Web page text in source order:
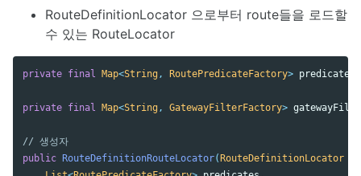
RouteDefinitionLocator 으로부터 route들을 로드할
수 있는 RouteLocator
private final Map<String , RoutePredicateFactory> predicates
private final Map<String , GatewayFilterFactory>
// 생성자
public
RouteDefinitionRouteLocator( RouteDefinitionLocator